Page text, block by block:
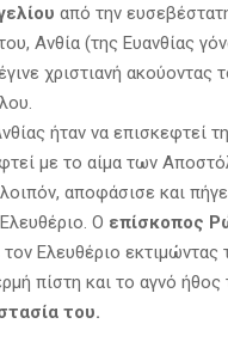
από την
Ανθία (της Ευανθίας
χριστιανή ακούοντας
ήταν να επισκεφτεί
με το αίμα των
αποφάσισε και
Ο επίσκοπος
τον Ελευθέριο εκτιμώντας
πίστη και το αγνό ήθος
του.